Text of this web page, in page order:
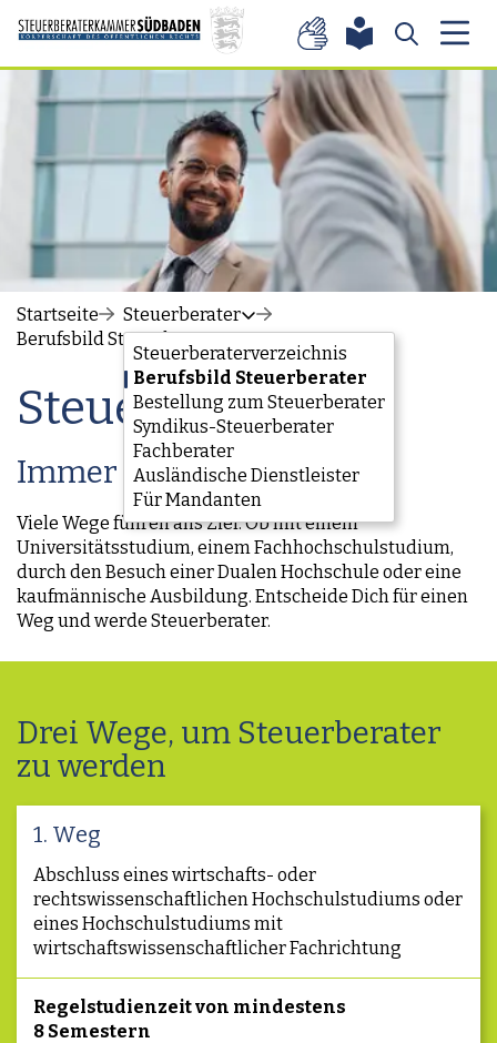
Zum Inhalt springen
Startseite
Steuerberater
Steuerberaterverzeichnis
Berufsbild Steuerberater
Bestellung zum Steuerberater
Syndikus-Steuerberater
Fachberater
Ausländische Dienstleister
Für Mandanten
Berufsbild Steuerberater
Steuerberater
Immer gut beraten
Viele Wege führen ans Ziel. Ob mit einem
Universitätsstudium, einem Fachhochschulstudium,
durch den Besuch einer Dualen Hochschule oder eine
kaufmännische Ausbildung. Entscheide Dich für einen
Weg und werde Steuerberater.
Drei Wege, um Steuerberater
zu werden
1. Weg
Abschluss eines wirtschafts- oder
rechtswissenschaftlichen Hochschulstudiums oder
eines Hochschulstudiums mit
wirtschaftswissenschaftlicher Fachrichtung
Regelstudienzeit von mindestens
8 Semestern